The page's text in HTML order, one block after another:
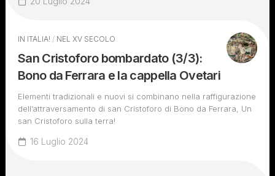
IN ITALIA! / NEL XV SECOLO
San Cristoforo bombardato (3/3):
Bono da Ferrara e la cappella Ovetari
Elementi tradizionali e nuovi si combinano nella raffigurazione
dell’attraversamento di san Cristoforo di Bono da Ferrara, Un
san Cristoforo sulla terra!
16 Luglio 2024